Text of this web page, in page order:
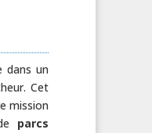
dans un
Cet
mission
parcs